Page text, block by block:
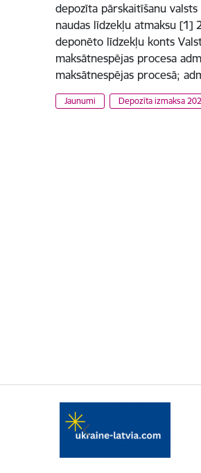
depozīta pārskaitīšanu
naudas līdzekļu atmaksu [1]
deponēto līdzekļu konts
maksātnespējas procesa
maksātnespējas procesā;
Jaunumi Depozīta izmaksa